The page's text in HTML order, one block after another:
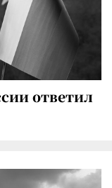
ответил